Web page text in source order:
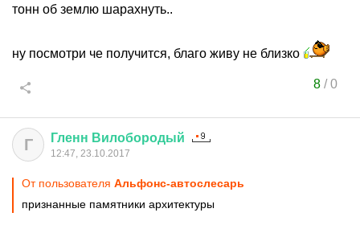
тонн об землю шарахнуть..
ну посмотри че получится, благо живу не близко
8/0
Г Гленн Вилобородый
12:47, 23.10.2017
От пользователя Альфoнс-автослесарь
признанные памятники архитектуры